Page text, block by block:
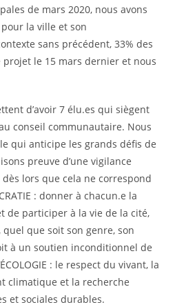
de mars 2020, nous avons
la ville et son
sans précédent, 33% des
le 15 mars dernier et nous
d’avoir 7 élu.es qui siègent
conseil communautaire. Nous
qui anticipe les grands défis de
preuve d’une vigilance
lors que cela ne correspond
: donner à chacun.e la
de participer à la vie de la cité,
quel que soit son genre, son
à un soutien inconditionnel de
: le respect du vivant, la
climatique et la recherche
et sociales durables.